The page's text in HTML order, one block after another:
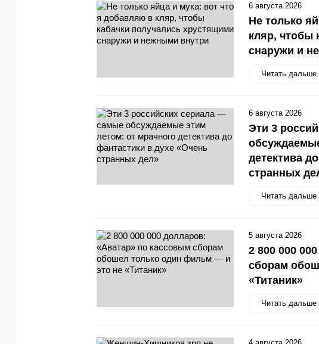
Не только
кляр, чтобы
снаружи и
Читать дальше
6 августа 2026
Эти 3
детектива
странных
Читать дальше
6 августа 2026
2 800 000
сборам
«Титаник»
Читать дальше
5 августа 2026